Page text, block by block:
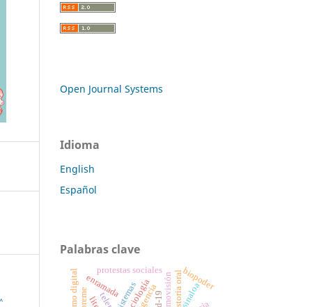
Open Journal Systems
Idioma
English
Español
Palabras clave
sistemas historia oralsinaloa
enramada
yoreme cosmovisión
protestas sociales biopoder
sociología